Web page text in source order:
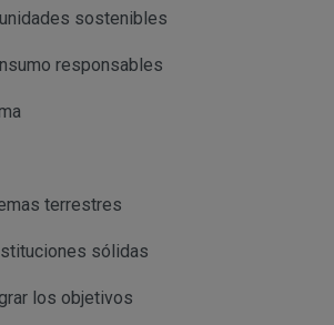
sostenibles
responsables
terrestres
sólidas
los objetivos